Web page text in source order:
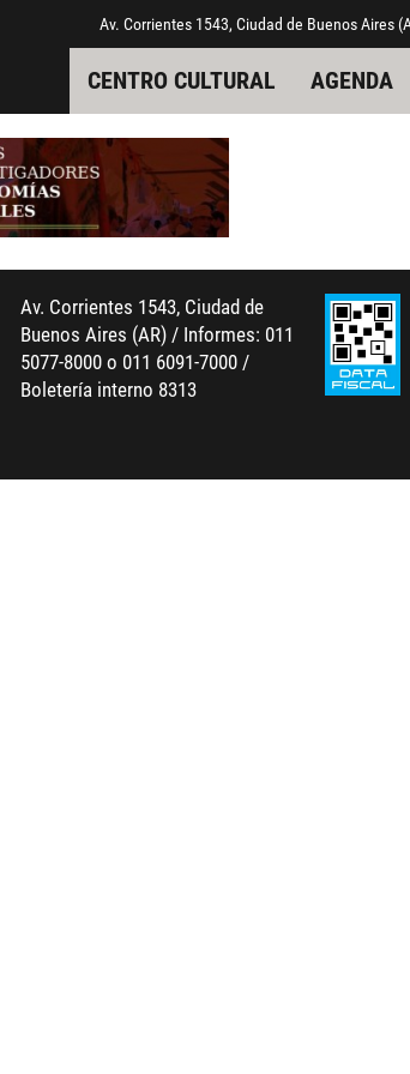
Av. Corrientes 1543, Ciudad de Buenos Aires
CENTRO CULTURAL AGENDA
Av. Corrientes 1543, Ciudad de
Buenos Aires (AR) / Informes: 011
5077-8000 o 011 6091-7000 /
Boletería interno 8313